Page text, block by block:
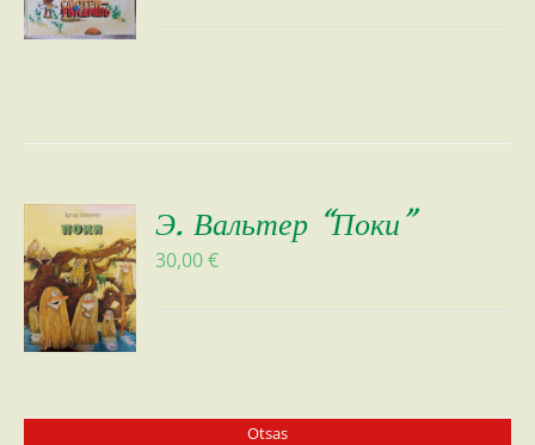
Э. Вальтер “Поки”
30,00€
Otsas